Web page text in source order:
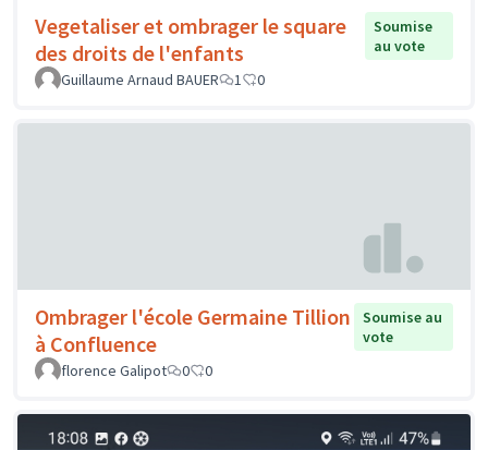
Vegetaliser et ombrager le square
des droits de l'enfants
Soumise
au vote
Guillaume Arnaud BAUER
1 0
Ombrager l'école Germaine Tillion
à Confluence
Soumise au
vote
florence Galipot
0 0